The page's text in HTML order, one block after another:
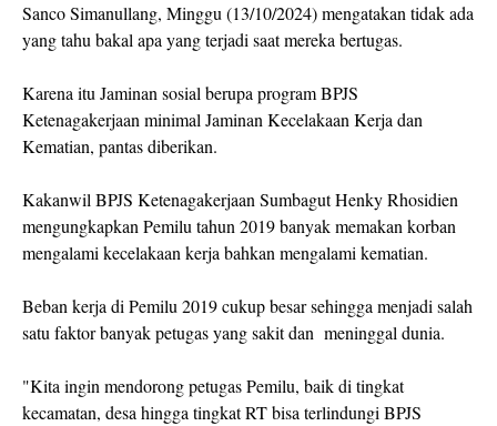
Sanco Simanullang, Minggu (13/10/2024) mengatakan tidak ada
yang tahu bakal apa yang terjadi saat mereka bertugas.
Karena itu Jaminan sosial berupa program BPJS
Ketenagakerjaan minimal Jaminan Kecelakaan Kerja dan
Kematian, pantas diberikan.
Kakanwil BPJS Ketenagakerjaan Sumbagut Henky Rhosidien
mengungkapkan Pemilu tahun 2019 banyak memakan korban
mengalami kecelakaan kerja bahkan mengalami kematian.
Beban kerja di Pemilu 2019 cukup besar sehingga menjadi salah
satu faktor banyak petugas yang sakit dan meninggal dunia.
"Kita ingin mendorong petugas Pemilu, baik di tingkat
kecamatan, desa hingga tingkat RT bisa terlindungi BPJS